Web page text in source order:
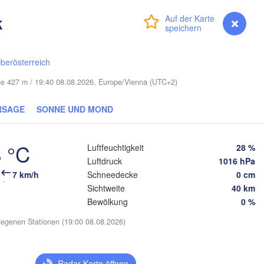
myVentusky Vorhersage
427 m / 19:40 08.08.2026, Europe/Vienna (UTC+2)
SONNE UND MOND
7 km/h
Luftfeuchtigkeit
28 %
Luftdruck
1016 hPa
Schneedecke
0 cm
Sichtweite
40 km
Bewölkung
0 %
Stationen (19:00 08.08.2026)
Львів
(Lviv)
(Babrujsk)
(Baranavičy)
Житомир
(Zhytomyr)
(Chernihiv)
(Vinnytsia)
(Smolensk)
Івано-Франківськ